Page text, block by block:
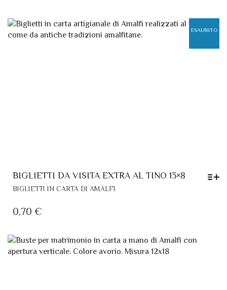
ESAURITO
BIGLIETTI DA VISITA EXTRA AL TINO 13×8
BIGLIETTI IN CARTA DI AMALFI
LE
OPZIONI
0,70 €